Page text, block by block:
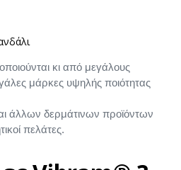
κι από μεγάλους
μάρκες υψηλής ποιότητας
άλλων δερμάτινων προϊόντων
πελάτες.